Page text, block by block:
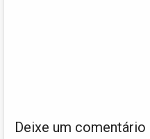
Deixe um comentário